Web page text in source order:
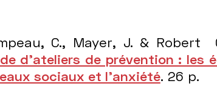
C., Mayer, J. & Robert
d’ateliers de prévention : les
sociaux et l’anxiété. 26 p.